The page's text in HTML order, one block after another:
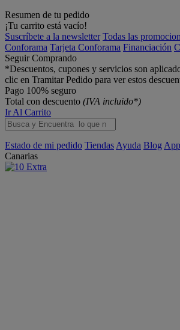
Resumen de tu pedido
¡Tu carrito está vacío!
Suscríbete a la newsletter Todas las
Conforama Tarjeta Conforama Financiación
Seguir Comprando
*Descuentos, cupones y servicios son
clic en Tramitar Pedido para ver estos
Pago 100% seguro
Total con descuento (IVA incluido*)
Ir Al Carrito
Estado de mi pedido Tiendas Ayuda Blog
Canarias